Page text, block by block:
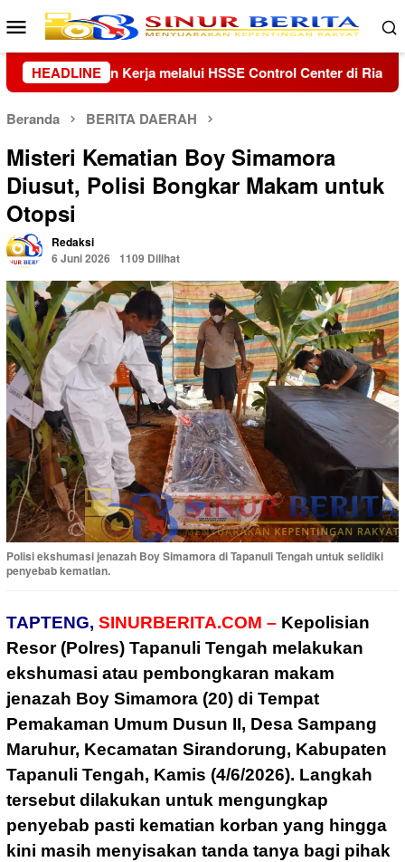
Loncat
ke
konten
Menu
Mobile
HEADLINE
Center di Riau dan Kepri Kolaborasi Lanud
Beranda BERITA DAERAH
Misteri Kematian Boy Simamora
Diusut, Polisi Bongkar Makam untuk
Otopsi
Redaksi
6 Juni 2026
1109 Dilihat
Polisi ekshumasi jenazah Boy Simamora di Tapanuli Tengah untuk selidiki
penyebab kematian.
TAPTENG, SINURBERITA.COM – Kepolisian
Resor (Polres) Tapanuli Tengah melakukan
ekshumasi atau pembongkaran makam
jenazah Boy Simamora (20) di Tempat
Pemakaman Umum Dusun II, Desa Sampang
Maruhur, Kecamatan Sirandorung, Kabupaten
Tapanuli Tengah, Kamis (4/6/2026). Langkah
tersebut dilakukan untuk mengungkap
penyebab pasti kematian korban yang hingga
kini masih menyisakan tanda tanya bagi pihak